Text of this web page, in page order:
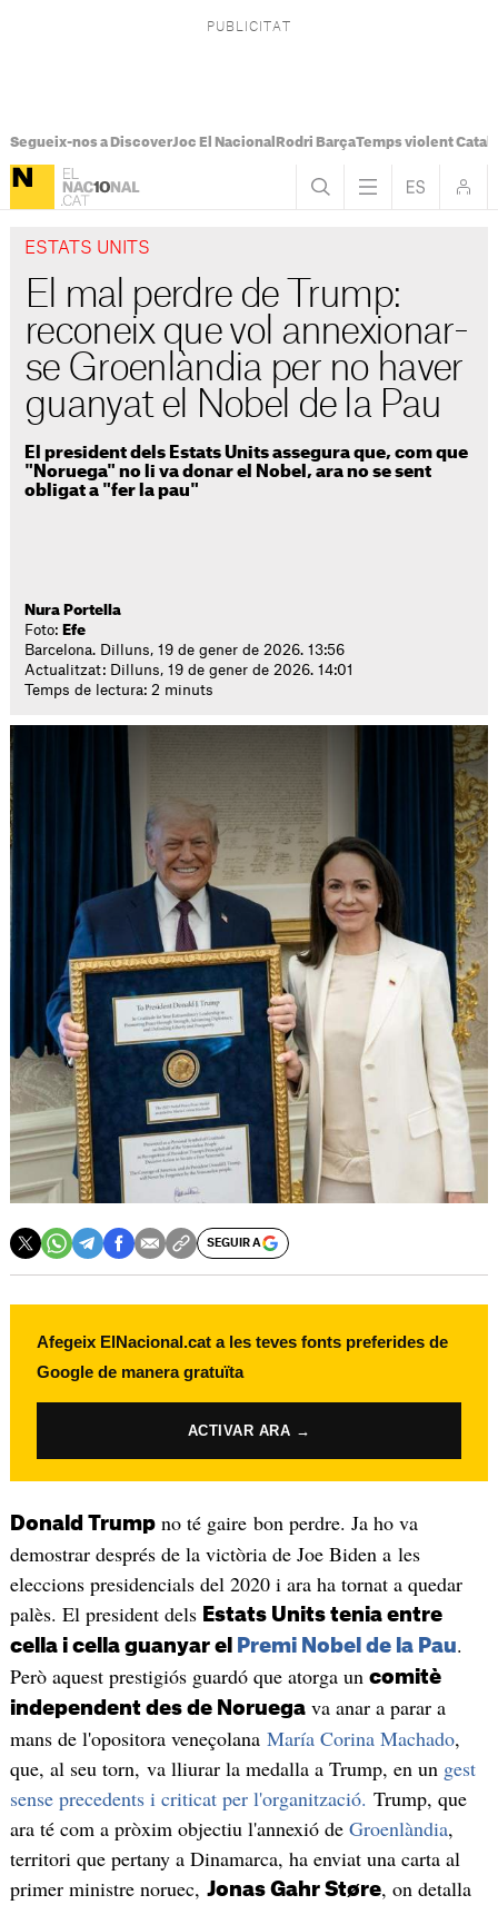
Segueix-nos a DiscoverJoc El Nacional Rodri BarçaTemps violent
ESTATS UNITS
El mal perdre de Trump:
reconeix que vol annexionar-
se Groenlàndia per no haver
guanyat el Nobel de la Pau
El president dels Estats Units assegura que, com que
"Noruega" no li va donar el Nobel, ara no se sent
obligat a "fer la pau"
Nura Portella
Foto: Efe
Barcelona. Dilluns, 19 de gener de 2026. 13:56
Actualitzat: Dilluns, 19 de gener de 2026. 14:01
Temps de lectura: 2 minuts
SEGUIR A
Afegeix ElNacional.cat a les teves fonts preferides de
Google de manera gratuïta
ACTIVAR ARA →
Donald Trumpno té gaire bon perdre. Ja ho va
demostrar després de la victòria de Joe Biden a les
eleccions presidencials del 2020 i ara ha tornat a quedar
palès. El president dels Estats Units tenia entre
cella i cella guanyar el
Premi Nobel de la Pau.
Però aquest prestigiós guardó que atorga un comitè
independent des de Noruegava anar a parar a
mans de l'opositora veneçolana María Corina Machado,
que, al seu torn, va lliurar la medalla a Trump, en un gest
sense precedents i criticat per l'organització. Trump, que
ara té com a pròxim objectiu l'annexió de Groenlàndia,
territori que pertany a Dinamarca, ha enviat una carta al
primer ministre noruec, Jonas Gahr Støre, on detalla